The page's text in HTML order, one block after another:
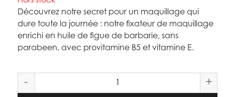
Découvrez notre secret pour un maquillage qui
dure toute la journée : notre fixateur de maquillage
enrichi en huile de figue de barbarie, sans
parabeen, avec provitamine B5 et vitamine E.
- +